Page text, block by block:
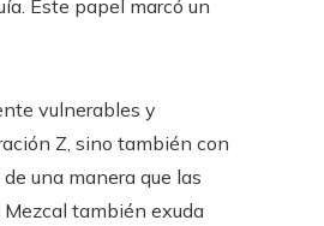
Este papel marcó un
vulnerables y
Z, sino también con
una manera que las
también exuda